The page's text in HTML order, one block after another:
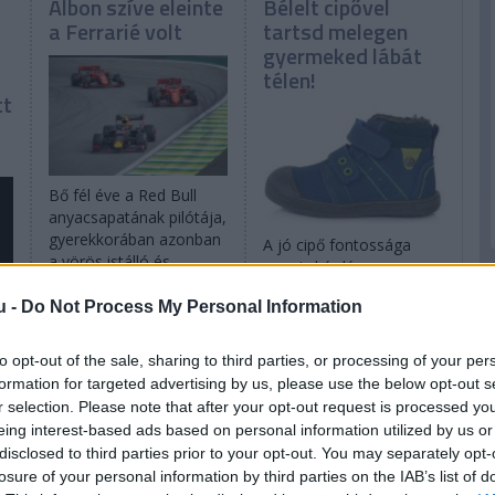
- Do Not Process My Personal Information
opt-out of the sale, sharing to third parties, or processing of your
for targeted advertising by us, please use the below opt-out
selection. Please note that after your opt-out request is processed
interest-based ads based on personal information utilized by us
to third parties prior to your opt-out. You may separately
of your personal information by third parties on the IAB’s list of
Albon szíve eleinte
a Ferrarié volt
Bő fél éve a Red Bull
anyacsapatának pilótája,
gyerekkorában azonban
a vörös istálló és
rajongója volt. A Ferrari
kötelékébe sodorta.
részletek
Bélelt cipővel
tartsd melegen
gyermeked lábát
télen!
A jó cipő fontossága
nem is kérdéses, az
időjárás miatt pedig a
nyilvánvalóvá válik. Egy
béleletlen cipőt már nem
tudunk a testünk
melegével megfelelően
felmelegíteni és melegen
is tartani. Hideg, fázós
lábbal pedig nem csak